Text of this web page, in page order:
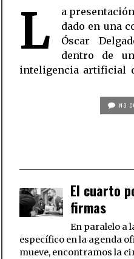
L
a
dado en una
Óscar
dentro de
inteligencia artificial
ellas la
digital, la
y el papel de
NO
El cuarto
firmas
En paralelo a
específico en la agenda
mueve, encontramos la